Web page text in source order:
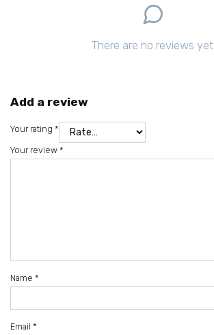
There are no reviews yet.
Add a review
Your rating *
Your review *
Name *
Email *